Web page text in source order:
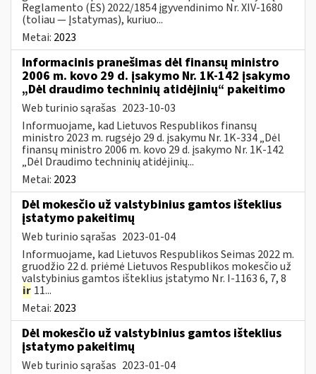
Reglamento (ES) 2022/1854 įgyvendinimo Nr. XIV-1680
(toliau — Įstatymas), kuriuo...
Metai: 2023
Informacinis pranešimas dėl finansų ministro
2006 m. kovo 29 d. įsakymo Nr. 1K-142 įsakymo
„Dėl draudimo techninių atidėjinių“ pakeitimo
Web turinio sąrašas 2023-10-03
Informuojame, kad Lietuvos Respublikos finansų
ministro 2023 m. rugsėjo 29 d. įsakymu Nr. 1K-334 „Dėl
finansų ministro 2006 m. kovo 29 d. įsakymo Nr. 1K-142
„Dėl Draudimo techninių atidėjinių...
Metai: 2023
Dėl mokesčio už valstybinius gamtos išteklius
įstatymo pakeitimų
Web turinio sąrašas 2023-01-04
Informuojame, kad Lietuvos Respublikos Seimas 2022 m.
gruodžio 22 d. priėmė Lietuvos Respublikos mokesčio už
valstybinius gamtos išteklius įstatymo Nr. I-1163 6, 7, 8
ir 11...
Metai: 2023
Dėl mokesčio už valstybinius gamtos išteklius
įstatymo pakeitimų
Web turinio sąrašas 2023-01-04